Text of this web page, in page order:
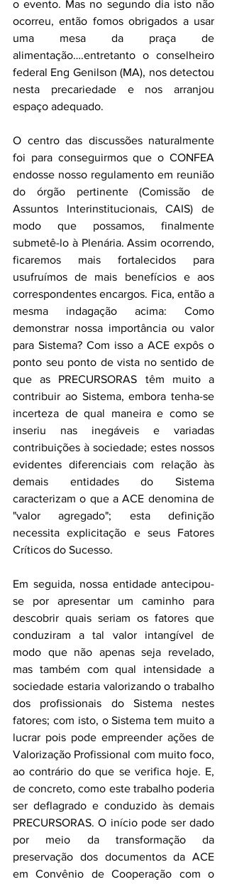
o evento. Mas no segundo dia isto não
ocorreu, então fomos obrigados a usar
uma mesa da praça de
alimentação….entretanto o conselheiro
federal Eng Genilson (MA), nos detectou
nesta precariedade e nos arranjou
espaço adequado.
O centro das discussões naturalmente
foi para conseguirmos que o CONFEA
endosse nosso regulamento em reunião
do órgão pertinente (Comissão de
Assuntos Interinstitucionais, CAIS) de
modo que possamos, finalmente
submetê-lo à Plenária. Assim ocorrendo,
ficaremos mais fortalecidos para
usufruímos de mais benefícios e aos
correspondentes encargos. Fica, então a
mesma indagação acima: Como
demonstrar nossa importância ou valor
para Sistema? Com isso a ACE expôs o
ponto seu ponto de vista no sentido de
que as PRECURSORAS têm muito a
contribuir ao Sistema, embora tenha-se
incerteza de qual maneira e como se
inseriu nas inegáveis e variadas
contribuições à sociedade; estes nossos
evidentes diferenciais com relação às
demais entidades do Sistema
caracterizam o que a ACE denomina de
"valor agregado"; esta definição
necessita explicitação e seus Fatores
Críticos do Sucesso.
Em seguida, nossa entidade antecipou-
se por apresentar um caminho para
descobrir quais seriam os fatores que
conduziram a tal valor intangível de
modo que não apenas seja revelado,
mas também com qual intensidade a
sociedade estaria valorizando o trabalho
dos profissionais do Sistema nestes
fatores; com isto, o Sistema tem muito a
lucrar pois pode empreender ações de
Valorização Profissional com muito foco,
ao contrário do que se verifica hoje. E,
de concreto, como este trabalho poderia
ser deflagrado e conduzido às demais
PRECURSORAS. O início pode ser dado
por meio da transformação da
preservação dos documentos da ACE
em Convênio de Cooperação com o